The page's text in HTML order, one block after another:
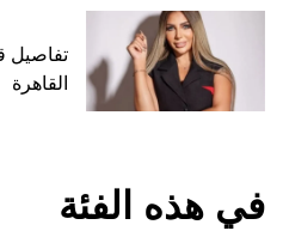
تفاصيل
القاهرة
في هذه الفئة